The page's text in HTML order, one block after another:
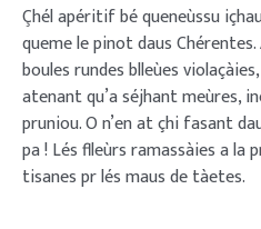
Çhél apéritif bé queneùssu
queme le pinot daus
boules rundes blleùes
atenant qu’a séjhant meùres,
pruniou. O n’en at çhi fasant
pa ! Lés flleùrs ramassàies a la
tisanes pr lés maus de tàetes.